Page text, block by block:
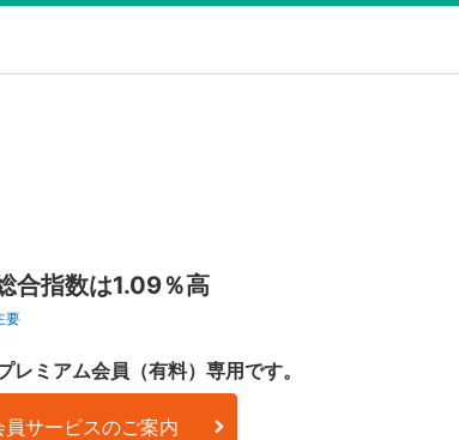
合指数は1.09％高
要
レミアム会員（有料）専用です。
員サービスのご案内